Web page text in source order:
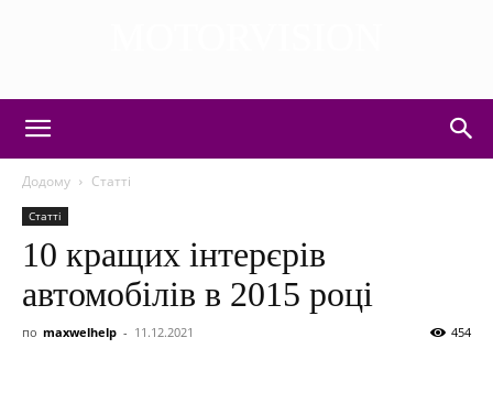
Додому Статті
Статті
10 кращих інтерєрів
автомобілів в 2015 році
по maxwelhelp - 11.12.2021 454